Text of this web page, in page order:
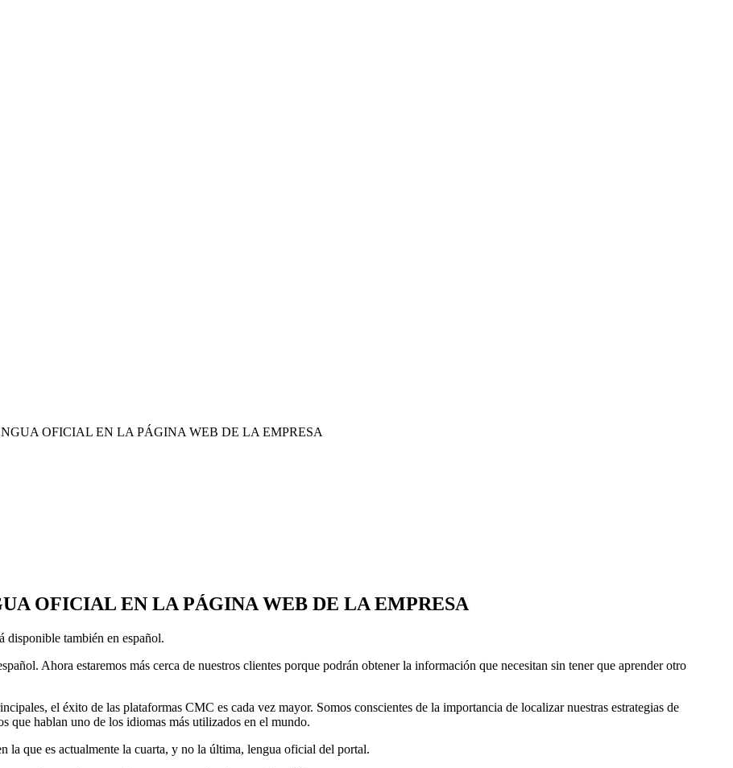
OFICIAL EN LA PÁGINA WEB DE LA EMPRESA
OFICIAL EN LA PÁGINA WEB DE LA EMPRESA
también en español.
Ahora estaremos más cerca de nuestros clientes porque podrán obtener la información que necesitan sin tener que aprender otro
el éxito de las plataformas CMC es cada vez mayor. Somos conscientes de la importancia de localizar nuestras estrategias de
que hablan uno de los idiomas más utilizados en el mundo.
la que es actualmente la cuarta, y no la última, lengua oficial del portal.